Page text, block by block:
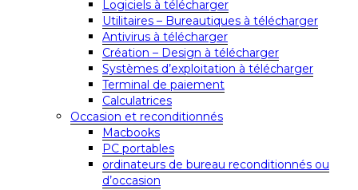
Logiciels à télécharger
Utilitaires – Bureautiques à télécharger
Antivirus à télécharger
Création – Design à télécharger
Systèmes d’exploitation à télécharger
Terminal de paiement
Calculatrices
Occasion et reconditionnés
Macbooks
PC portables
ordinateurs de bureau reconditionnés ou
d’occasion